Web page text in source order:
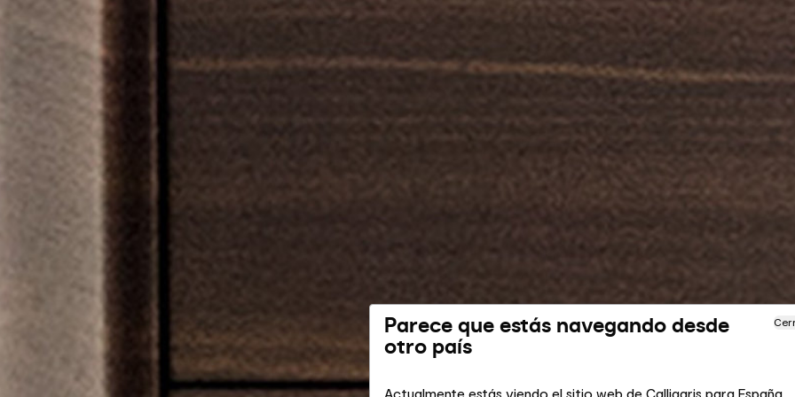
Parece que estás navegando desde
otro país
Actualmente estás viendo el sitio web de Calligaris para España.